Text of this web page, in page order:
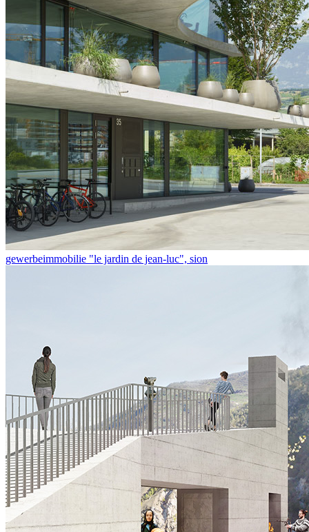
gewerbeimmobilie "le jardin de jean-luc", sion